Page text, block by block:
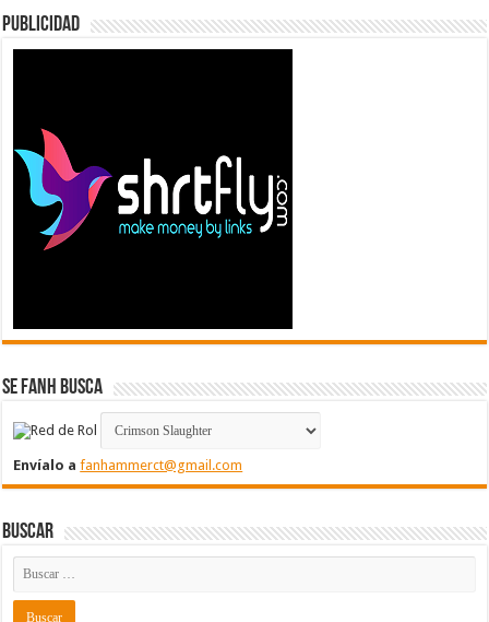
Publicidad
Se FanH Busca
Envíalo afanhammerct@gmail.com
Buscar